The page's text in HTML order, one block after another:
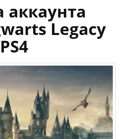
аккаунта
Legacy
PS4